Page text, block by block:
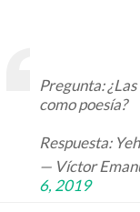
Pregunta:
como poesía?
Respuesta:
— Víctor
6, 2019